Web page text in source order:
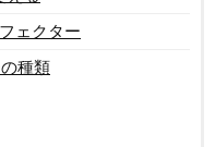
ェクター
種類